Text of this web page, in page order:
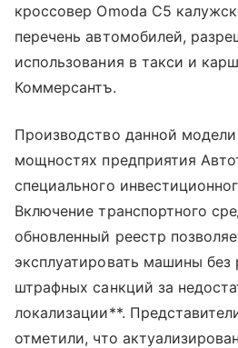
кроссовер Omoda C5
перечень автомобилей,
использования в такси и
Коммерсантъ.
Производство данной
мощностях предприятия
специального
Включение транспортного
обновленный реестр
эксплуатировать машины без
штрафных санкций за
локализации**.
отметили, что